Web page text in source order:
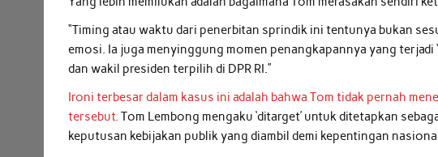
“Timing atau waktu dari penerbitan sprindik ini tentunya bukan
emosi. Ia juga menyinggung momen penangkapannya yang
dan wakil presiden terpilih di DPR RI.”
Ironi terbesar dalam kasus ini adalah bahwa Tom tidak pernah
tersebut. Tom Lembong mengaku ‘ditarget’ untuk ditetapkan
keputusan kebijakan publik yang diambil demi kepentingan